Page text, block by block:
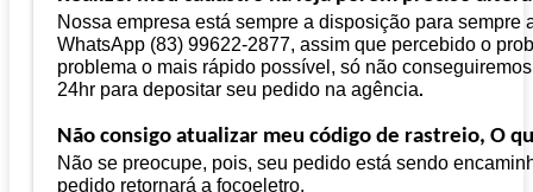
Nossa empresa está sempre a disposição para sempre
WhatsApp (83) 99622-2877, assim que percebido o
problema o mais rápido possível, só não
24hr para depositar seu pedido na agência.
Não consigo atualizar meu código de rastreio, O
Não se preocupe, pois, seu pedido está sendo
pedido retornará a focoeletro.